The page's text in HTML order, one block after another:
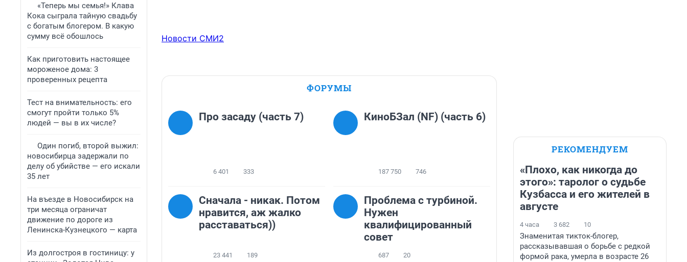
«Теперь мы семья!» Клава
Кока сыграла тайную свадьбу
с богатым блогером. В какую
сумму всё обошлось
Как приготовить настоящее
мороженое дома: 3
проверенных рецепта
Тест на внимательность: его
смогут пройти только 5%
людей — вы в их числе?
Один погиб, второй выжил:
новосибирца задержали по
делу об убийстве — его искали
35 лет
На въезде в Новосибирск на
три месяца ограничат
движение по дороге из
Ленинска-Кузнецкого — карта
Из долгостроя в гостиницу: у
Новости СМИ2
ФОРУМЫ
Про засаду (часть 7)
6 401 333
КиноБЗал (NF) (часть 6)
187 750 746
Сначала - никак. Потом
нравится, аж жалко
расставаться))
23 441 189
Проблема с турбиной.
Нужен
квалифицированный
совет
687 20
РЕКОМЕНДУЕМ
«Плохо, как никогда до
этого»: таролог о судьбе
Кузбасса и его жителей в
августе
4 часа 3 682 10
Знаменитая тикток-блогер,
рассказывавшая о борьбе с редкой
формой рака, умерла в возрасте 26